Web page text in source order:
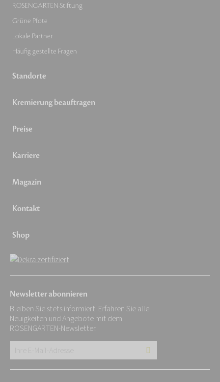
ROSENGARTEN-Stiftung
Grüne Pfote
Lokale Partner
Häufig gestellte Fragen
Standorte
Kremierung beauftragen
Preise
Karriere
Magazin
Kontakt
Shop
Newsletter abonnieren
Bleiben Sie stets informiert. Erfahren Sie alle
Neuigkeiten und Angebote mit dem
ROSENGARTEN-Newsletter.
E-